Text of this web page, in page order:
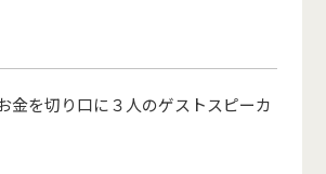
金を切り口に３人のゲストスピーカ